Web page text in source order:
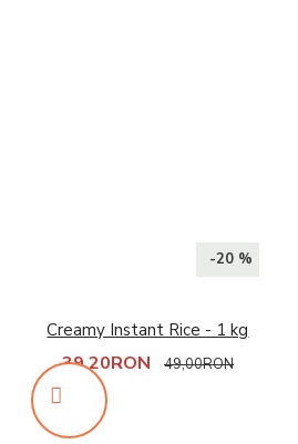
-20 %
Creamy Instant Rice - 1 kg
39,20RON 49,00RON